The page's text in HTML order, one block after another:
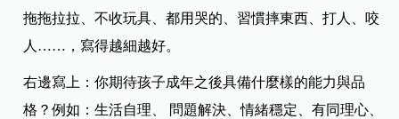
拖拖拉拉、不收玩具、都用哭的、習慣摔東西、打人、咬
人……，寫得越細越好。
右邊寫上：你期待孩子成年之後具備什麼樣的能力與品
格？例如：生活自理、 問題解決、情緒穩定、有同理心、